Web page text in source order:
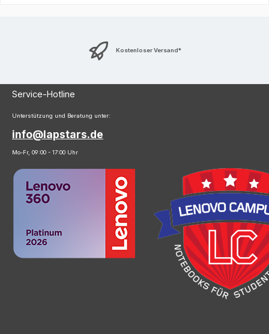
Kostenloser Versand*
Service-Hotline
Unterstützung und Beratung unter:
info@lapstars.de
Mo-Fr, 09:00 - 17:00 Uhr